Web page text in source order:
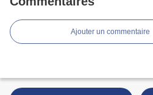
Ajouter un commentaire